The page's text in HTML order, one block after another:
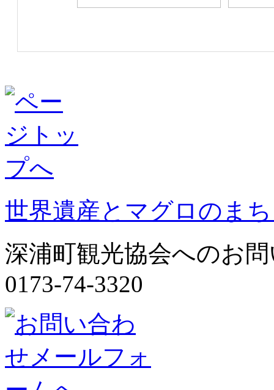
世界遺産とマグロのま
深浦町観光協会へのお
0173-74-3320